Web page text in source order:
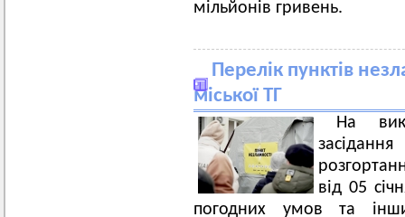
мільйонів гривень.
Перелік пунктів
міської ТГ
На
від 05
погодних умов та